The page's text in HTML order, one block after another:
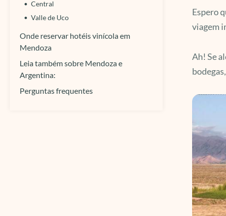
Central
Valle de Uco
Onde reservar hotéis vinícola em
Mendoza
Leia também sobre Mendoza e
Argentina:
Perguntas frequentes
Espero
viagem
Ah! Se